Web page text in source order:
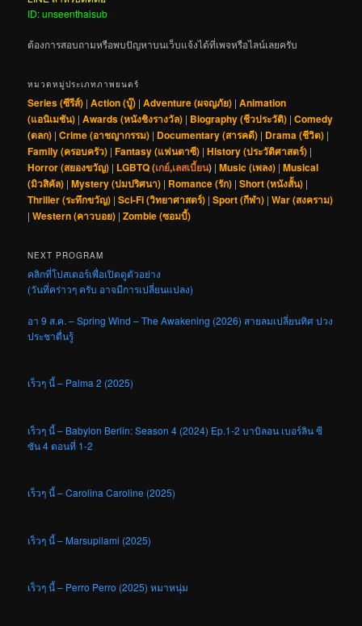
ID: unseenthaisub
ต้องการสอบถามหรือพบปัญหาบนเว็บแจ้งได้ที่เพจหรือไลน์เลยครับ
หมวดหมู่ประเภทภาพยนตร์
Series (ซีรีส์) |Action (บู๊) |Adventure (ผจญภัย) |Animation
(แอนิเมชัน) |Awards (หนังชิงรางวัล) | Biography (ชีวประวัติ) |Comedy
(ตลก) |Crime (อาชญากรรม) | Documentary (สารคดี) | Drama (ชีวิต) |
Family (ครอบครัว) |Fantasy (แฟนตาซี) |History (ประวัติศาสตร์) |
Horror (สยองขวัญ) | LGBTQ (เกย์,เลสเบี้ยน) |Music (เพลง) |Musical
(มิวสิคัล) |Mystery (ปมปริศนา) | Romance (รัก) |Short (หนังสั้น) |
Thriller (ระทึกขวัญ) |Sci-Fi (วิทยาศาสตร์) |Sport (กีฬา) |War (สงคราม)
|Western (คาวบอย) |Zombie (ซอมบี้)
NEXT PROGRAM
คลิกที่โปสเตอร์เพื่อเปิดดูตัวอย่าง
(วันที่คร่าวๆ ครับ อาจมีการเปลี่ยนแปลง)
อา 9 ส.ค. – Spring Wind – The Awakening (2026) สายลมเปลี่ยนทิศ ปวง
ประชาตื่นรู้
เร็วๆ นี้ – Palma 2 (2025)
เร็วๆ นี้ – Babylon Berlin: Season 4 (2024) Ep.1-2 บาบิลอน เบอร์ลิน ซี
ซัน 4 ตอนที่ 1-2
เร็วๆ นี้ – Carolina Caroline (2025)
เร็วๆ นี้ – Marsupilami (2025)
เร็วๆ นี้ – Perro Perro (2025) หมาหนุ่ม